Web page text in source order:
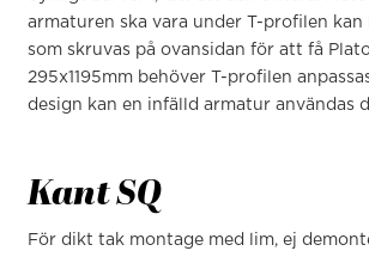
armaturen ska vara under T-profilen
som skruvas på ovansidan för att få
295x1195mm behöver T-profilen
design kan en infälld armatur användas
Kant SQ
För dikt tak montage med lim, ej